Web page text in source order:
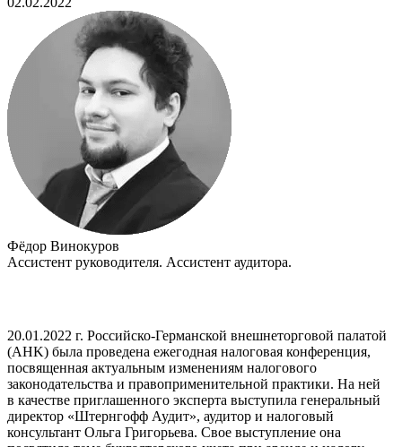
Фёдор Винокуров
Ассистент руководителя. Ассистент аудитора.
20.01.2022 г. Российско-Германской внешнеторговой палатой
(AHK) была проведена ежегодная налоговая конференция,
посвященная актуальным изменениям налогового
законодательства и правоприменительной практики. На ней
в качестве приглашенного эксперта выступила генеральный
директор «Штернгофф Аудит», аудитор и налоговый
консультант Ольга Григорьева. Свое выступление она